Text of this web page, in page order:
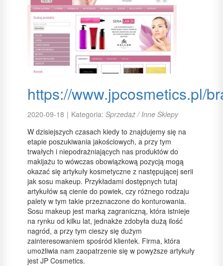
https://www.jpcosmetics.pl/
2020-09-18 | Kategoria: Sprzedaż / Inne Sklepy
W dzisiejszych czasach kiedy to znajdujemy się na
etapie poszukiwania jakościowych, a przy tym
trwałych i niepodrażniających nas produktów do
makijażu to wówczas obowiązkową pozycją mogą
okazać się artykuły kosmetyczne z następującej serii
jak sosu makeup. Przykładami dostępnych tutaj
artykułów są cienie do powiek, czy różnego rodzaju
palety w tym takie przeznaczone do konturowania.
Sosu makeup jest marką zagraniczną, która istnieje
na rynku od kilku lat, jednakże zdobyła dużą ilość
nagród, a przy tym cieszy się dużym
zainteresowaniem spośród klientek. Firma, która
umożliwia nam zaopatrzenie się w powyższe artykuły
jest JP Cosmetics.